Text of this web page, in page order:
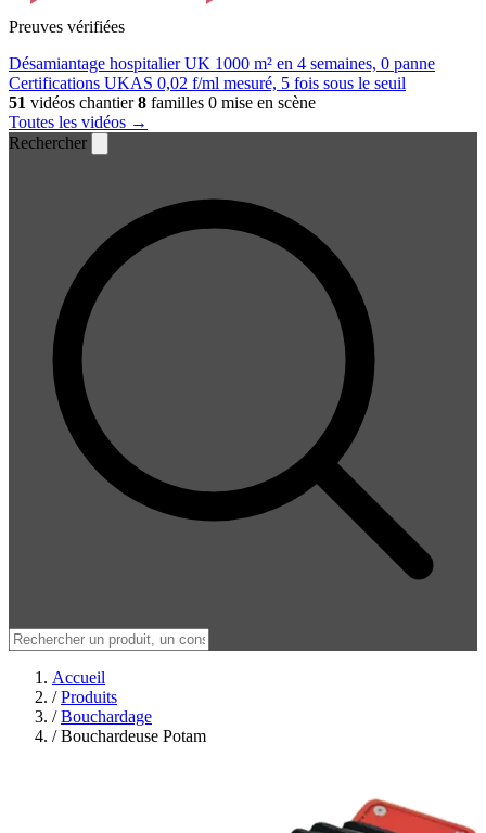
Preuves vérifiées
Désamiantage hospitalier UK 1000 m² en 4 semaines, 0 panne
Certifications UKAS 0,02 f/ml mesuré, 5 fois sous le seuil
51 vidéos chantier8 familles 0 mise en scène
Toutes les vidéos →
Rechercher
Accueil
/ Produits
/ Bouchardage
/ Bouchardeuse Potam